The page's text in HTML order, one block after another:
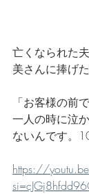
亡くなられた
美さんに捧げ
「お客様の前
一人の時に泣
ないんです。
https://